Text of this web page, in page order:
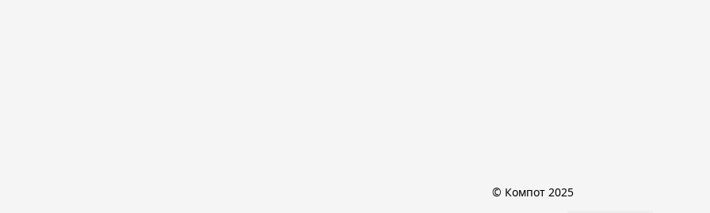
© Компот 2025